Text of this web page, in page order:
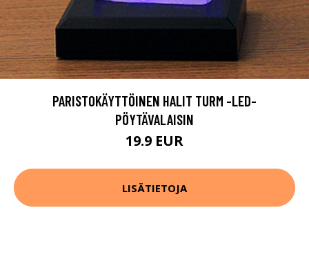
PARISTOKÄYTTÖINEN HALIT TURM -LED-
PÖYTÄVALAISIN
19.9 EUR
LISÄTIETOJA